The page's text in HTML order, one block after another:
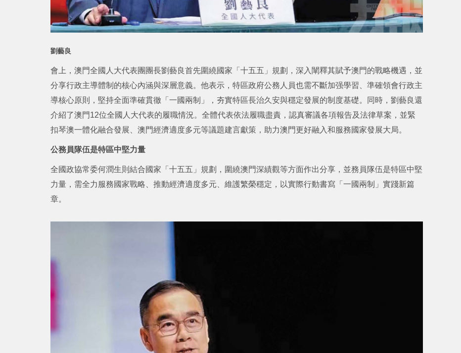
劉藝良
會上，澳門全國人大代表團團長劉藝良首先圍繞國家「十五五」規劃，深入闡釋其賦予澳門的戰略機遇，並
分享行政主導體制的核心內涵與深層意義。他表示，特區政府公務人員也需不斷加强學習、準確領會行政主
導核心原則，堅持全面準確貫徹「一國兩制」，夯實特區長治久安與穩定發展的制度基礎。同時，劉藝良還
介紹了澳門12位全國人大代表的履職情況。全體代表依法履職盡責，認真審議各項報告及法律草案，並緊
扣琴澳一體化融合發展、澳門經濟適度多元等議題建言獻策，助力澳門更好融入和服務國家發展大局。
公務員隊伍是特區中堅力量
全國政協常委何潤生則結合國家「十五五」規劃，圍繞澳門深績觀等方面作出分享，並務員隊伍是特區中堅
力量，需全力服務國家戰略、推動經濟適度多元、維護繁榮穩定，以實際行動書寫「一國兩制」實踐新篇
章。